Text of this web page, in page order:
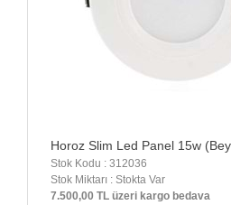
Horoz Slim Led Panel 15w
Stok Kodu : 312036
Stok Miktarı : Stokta Var
7.500,00 TL üzeri kargo bedava